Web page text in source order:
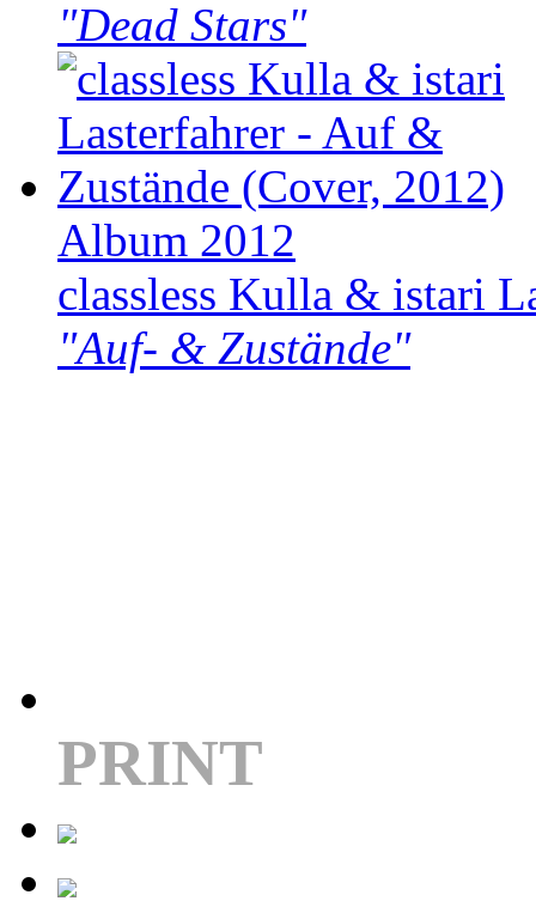
"Dead Stars"
Album 2012
classless Kulla & istari
"Auf- & Zustände"
PRINT